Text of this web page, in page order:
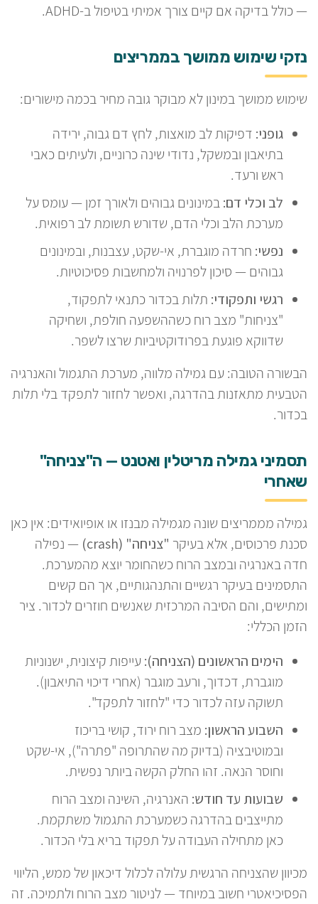
— כולל בדיקה אם קיים צורך אמיתי בטיפול ב-ADHD.
נזקי שימוש ממושך בממריצים
שימוש ממושך במינון לא מבוקר גובה מחיר בכמה מישורים:
גופני: דפיקות לב מואצות, לחץ דם גבוה, ירידה
בתיאבון ובמשקל, נדודי שינה כרוניים, ולעיתים כאבי
ראש ורעד.
לב וכלי דם:במינונים גבוהים ולאורך זמן — עומס על
מערכת הלב וכלי הדם, שדורש תשומת לב רפואית.
נפשי: חרדה מוגברת, אי-שקט, עצבנות, ובמינונים
גבוהים — סיכון לפרנויה ולמחשבות פסיכוטיות.
רגשי ותפקודי: תלות בכדור כתנאי לתפקוד,
"צניחות" מצב רוח כשההשפעה חולפת, ושחיקה
שדווקא פוגעת בפרודוקטיביות שרצו לשפר.
הבשורה הטובה: עם גמילה מלווה, מערכת התגמול והאנרגיה
הטבעית מתאזנות בהדרגה, ואפשר לחזור לתפקד בלי תלות
בכדור.
תסמיני גמילה מריטלין ואטנט — ה"צניחה"
שאחרי
גמילה מממריצים שונה מגמילה מבנזו או אופיואידים: אין כאן
סכנת פרכוסים, אלא בעיקר "צניחה" (crash)
— נפילה
חדה באנרגיה ובמצב הרוח כשהחומר יוצא מהמערכת.
התסמינים בעיקר רגשיים והתנהגותיים, אך הם קשים
ומתישים, והם הסיבה המרכזית שאנשים חוזרים לכדור. ציר
הזמן הכללי:
הימים הראשונים (הצניחה):עייפות קיצונית, ישנוניות
מוגברת, דכדוך, ורעב מוגבר (אחרי דיכוי התיאבון).
תשוקה עזה לכדור כדי "לחזור לתפקד".
השבוע הראשון: מצב רוח ירוד, קושי בריכוז
ובמוטיבציה (בדיוק מה שהתרופה "פתרה"), אי-שקט
וחוסר הנאה. זהו החלק הקשה ביותר נפשית.
שבועות עד חודש: האנרגיה, השינה ומצב הרוח
מתייצבים בהדרגה כשמערכת התגמול משתקמת.
כאן מתחילה העבודה על תפקוד בריא בלי הכדור.
מכיוון שהצניחה הרגשית עלולה לכלול דיכאון של ממש, הליווי
הפסיכיאטרי חשוב במיוחד — לניטור מצב הרוח ולתמיכה. זה